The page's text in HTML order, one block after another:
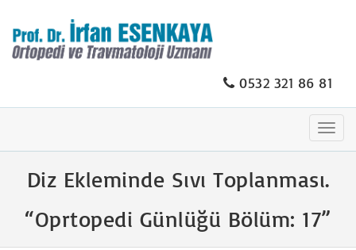
0532 321 86 81
Diz Ekleminde Sıvı Toplanması.
“Oprtopedi Günlüğü Bölüm: 17”